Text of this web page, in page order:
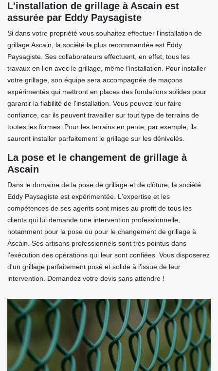
L'installation de grillage à Ascain est
assurée par Eddy Paysagiste
Si dans votre propriété vous souhaitez effectuer l'installation de
grillage Ascain, la société la plus recommandée est Eddy
Paysagiste. Ses collaborateurs effectuent, en effet, tous les
travaux en lien avec le grillage, même l'installation. Pour installer
votre grillage, son équipe sera accompagnée de maçons
expérimentés qui mettront en places des fondations solides pour
garantir la fiabilité de l'installation. Vous pouvez leur faire
confiance, car ils peuvent travailler sur tout type de terrains de
toutes les formes. Pour les terrains en pente, par exemple, ils
sauront installer parfaitement le grillage sur les dénivelés.
La pose et le changement de grillage à
Ascain
Dans le domaine de la pose de grillage et de clôture, la société
Eddy Paysagiste est expérimentée. L'expertise et les
compétences de ses agents sont mises au profit de tous les
clients qui lui demande une intervention professionnelle,
notamment pour la pose ou pour le changement de grillage à
Ascain. Ses artisans professionnels sont très pointus dans
l'exécution des opérations qui leur sont confiées. Vous disposerez
d'un grillage parfaitement posé et solide à l'issue de leur
intervention. Demandez votre devis sans attendre !